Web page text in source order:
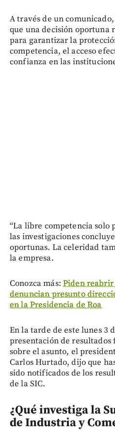
A través de un
que una decisión oportuna
para garantizar la
competencia, el acceso
confianza en las
“La libre competencia solo
las investigaciones
oportunas. La celeridad
la empresa.
Conozca más: Piden reabrir
denuncian presunto
en la Presidencia de Roa
En la tarde de este lunes 3
presentación de
sobre el asunto, el
Carlos Hurtado, dijo que
sido notificados de los
de la SIC.
¿Qué investiga la
de Industria y